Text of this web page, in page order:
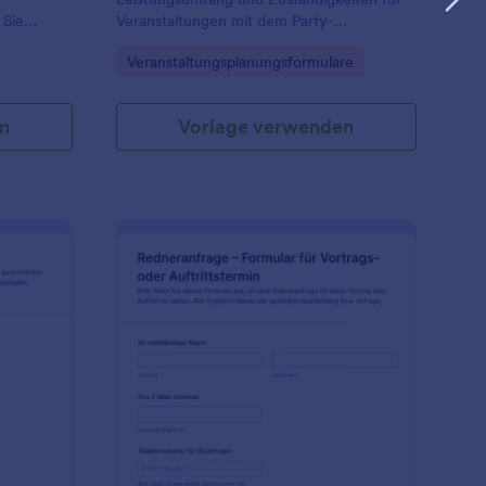
Veranstaltungen mit dem Party-
und sammeln Sie alle Angaben digital an
Go to Category:
Veranstaltungsplanungsformulare
Vorlage verwenden
Formular